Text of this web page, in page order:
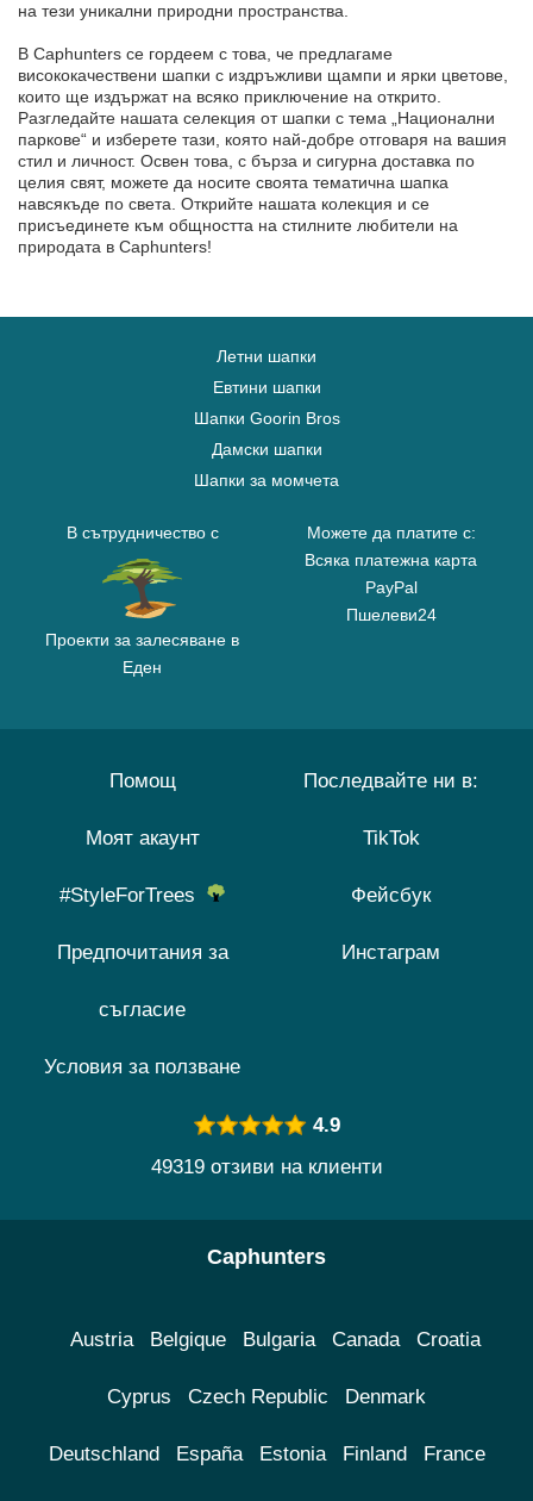
на тези уникални природни пространства.
В Caphunters се гордеем с това, че предлагаме
висококачествени шапки с издръжливи щампи и ярки цветове,
които ще издържат на всяко приключение на открито.
Разгледайте нашата селекция от шапки с тема „Национални
паркове“ и изберете тази, която най-добре отговаря на вашия
стил и личност. Освен това, с бърза и сигурна доставка по
целия свят, можете да носите своята тематична шапка
навсякъде по света. Открийте нашата колекция и се
присъединете към общността на стилните любители на
природата в Caphunters!
Летни шапки
Евтини шапки
Шапки Goorin Bros
Дамски шапки
Шапки за момчета
В сътрудничество с
Проекти за залесяване в
Еден
Можете да платите с:
Всяка платежна карта
PayPal
Пшелеви24
Помощ
Моят акаунт
#StyleForTrees
Предпочитания за
съгласие
Условия за ползване
Последвайте ни в:
TikTok
Фейсбук
Инстаграм
4.9
49319 отзиви на клиенти
Caphunters
Austria Belgique Bulgaria Canada Croatia
Cyprus Czech Republic Denmark
Deutschland España Estonia Finland France